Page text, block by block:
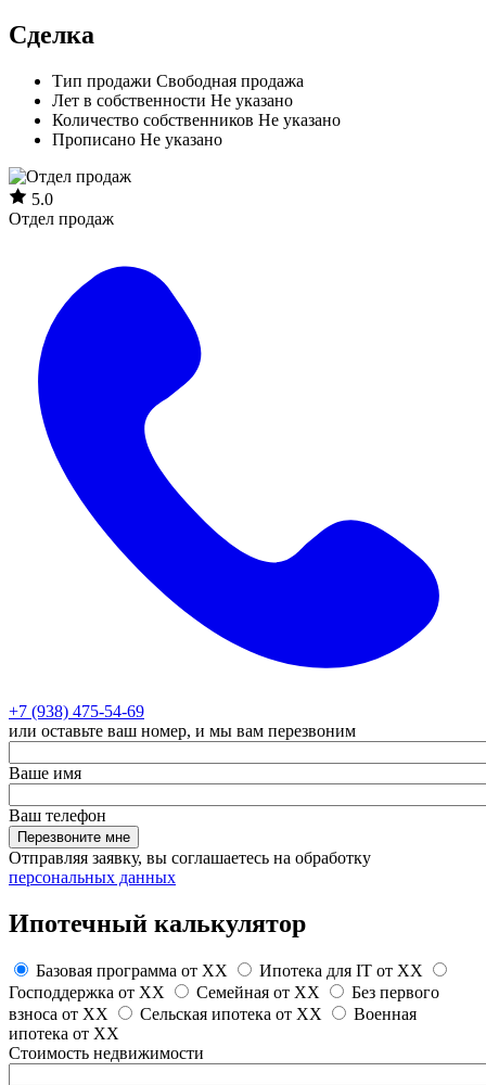
Сделка
Тип продажи Свободная продажа
Лет в собственности Не указано
Количество собственников Не указано
Прописано Не указано
5.0
Отдел продаж
+7 (938) 475-54-69
или оставьте ваш номер, и мы вам перезвоним
Ваше имя
Ваш телефон
Перезвоните мне
Отправляя заявку, вы соглашаетесь на обработку
персональных данных
Ипотечный калькулятор
Базовая программа от XX Ипотека для IT от XX
Господдержка от XX Семейная от XX
Без первого
взноса от XX Сельская ипотека от XX
Военная
ипотека от XX
Стоимость недвижимости